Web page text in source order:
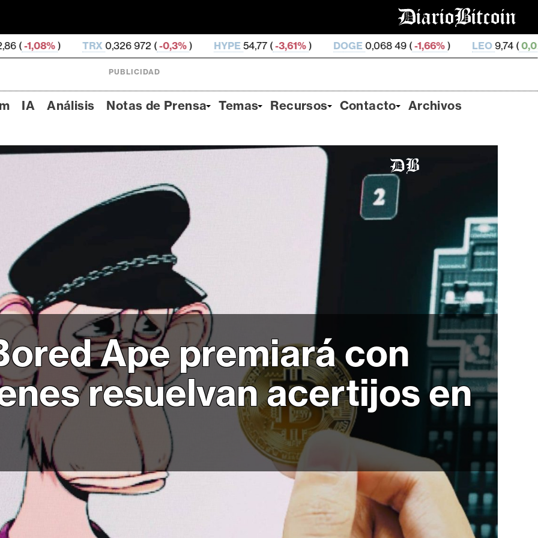
TRX0,326 972 ( -0,3%) HYPE54,77 (-3,61%) DOGE0,068 49 ( -1,66% ) LEO9,74 (0,02% ) ZEC
PUBLICIDAD
IA Análisis Notas de Prensa Temas Recursos Contacto Archivos
Ape premiará con
resuelvan acertijos en